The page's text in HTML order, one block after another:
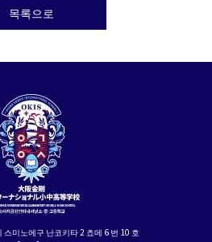
목록으로
미노에구 난코키타 2 쵸메 6 번 10 호